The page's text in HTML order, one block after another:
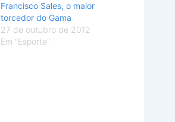
Francisco Sales, o maior
torcedor do Gama
27 de outubro de 2012
Em "Esporte"